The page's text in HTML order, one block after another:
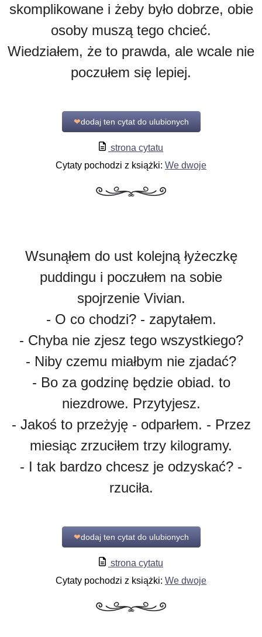
skomplikowane i żeby było dobrze, obie
osoby muszą tego chcieć.
Wiedziałem, że to prawda, ale wcale nie
poczułem się lepiej.
❤dodaj ten cytat do ulubionych
strona cytatu
Cytaty pochodzi z książki: We dwoje
Wsunąłem do ust kolejną łyżeczkę
puddingu i poczułem na sobie
spojrzenie Vivian.
- O co chodzi? - zapytałem.
- Chyba nie zjesz tego wszystkiego?
- Niby czemu miałbym nie zjadać?
- Bo za godzinę będzie obiad. to
niezdrowe. Przytyjesz.
- Jakoś to przeżyję - odparłem. - Przez
miesiąc zrzuciłem trzy kilogramy.
- I tak bardzo chcesz je odzyskać? -
rzuciła.
❤dodaj ten cytat do ulubionych
strona cytatu
Cytaty pochodzi z książki: We dwoje